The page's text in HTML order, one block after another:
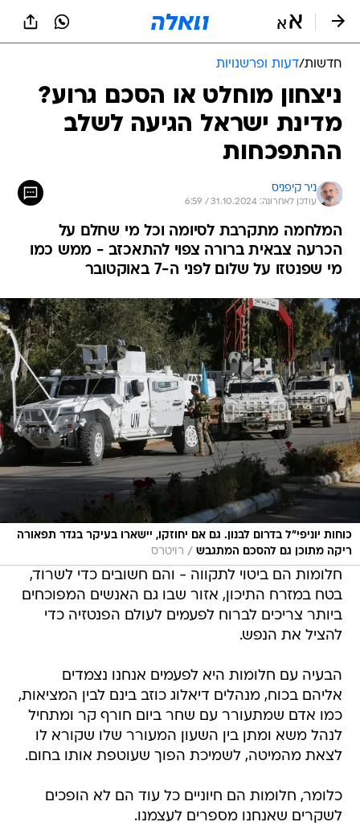
חדשות/דעות ופרשנויות
ניצחון מוחלט או הסכם גרוע?
מדינת ישראל הגיעה לשלב
ההתפכחות
ניר קיפניס
עודכן לאחרונה: 31.10.2024 / 6:59
המלחמה מתקרבת לסיומה וכל מי שחלם על
הכרעה צבאית ברורה צפוי להתאכזב - ממש כמו
מי שפנטזו על שלום לפני ה-7 באוקטובר
כוחות יוניפי"ל בדרום לבנון. גם אם יחוזקו, יישארו בעיקר בגדר תפאורה
ריקה מתוכן גם להסכם המתגבש / רויטרס
חלומות הם ביטוי לתקווה - והם חשובים כדי לשרוד,
בטח במזרח התיכון, אזור שבו גם האנשים המפוכחים
ביותר צריכים לברוח לפעמים לעולם הפנטזיה כדי
להציל את הנפש.
הבעיה עם חלומות היא לפעמים אנחנו נצמדים
אליהם בכוח, מנהלים דיאלוג כוזב בינם לבין המציאות,
כמו אדם שמתעורר עם שחר ביום חורף קר ומתחיל
לנהל משא ומתן בין השעון המעורר שלו שקורא לו
לצאת מהמיטה, לשמיכת הפוך שעוטפת אותו בחום.
כלומר, חלומות הם חיוניים כל עוד הם לא הופכים
לשקרים שאנחנו מספרים לעצמנו.